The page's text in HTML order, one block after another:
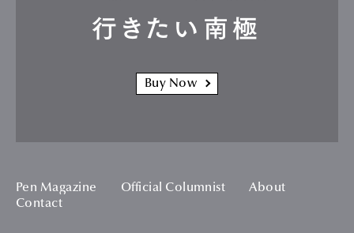
行きたい南極
Buy Now
Pen Magazine Official Columnist
About
Contact